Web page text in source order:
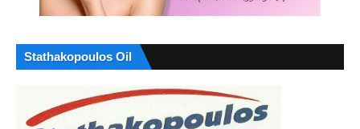
Stathakopoulos Oil